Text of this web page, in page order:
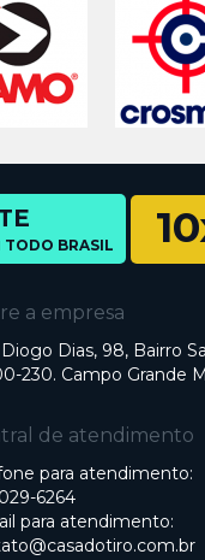
TODO BRASIL
a empresa
Diogo Dias, 98, Bairro
230. Campo Grande
de atendimento
para atendimento:
6264
para atendimento: